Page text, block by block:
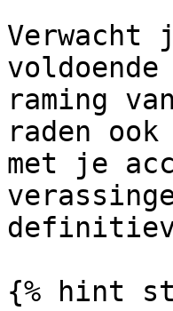
Verwacht
raming
raden
met je
{% hint